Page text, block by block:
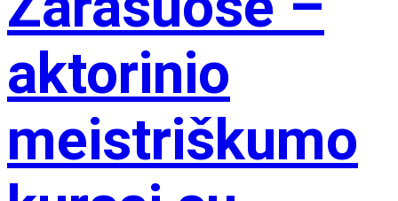
aktorinio
meistriškumo